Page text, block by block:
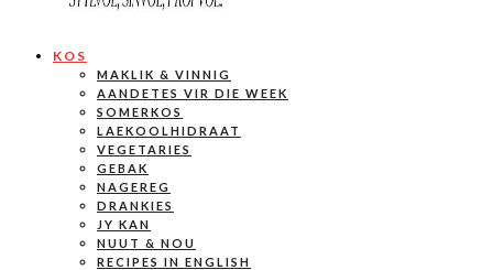
KOS
MAKLIK & VINNIG
AANDETES VIR DIE WEEK
SOMERKOS
LAEKOOLHIDRAAT
VEGETARIES
GEBAK
NAGEREG
DRANKIES
JY KAN
NUUT & NOU
RECIPES IN ENGLISH